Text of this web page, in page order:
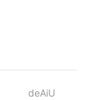
deAiU